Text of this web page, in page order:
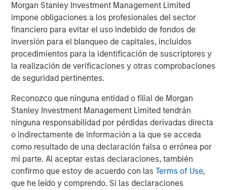
Morgan Stanley Investment Management Limited
impone obligaciones a los profesionales del sector
financiero para evitar el uso indebido de fondos de
inversión para el blanqueo de capitales, incluidos
procedimientos para la identificación de suscriptores y
la realización de verificaciones y otras comprobaciones
de seguridad pertinentes.
Reconozco que ninguna entidad o filial de Morgan
Stanley Investment Management Limited tendrán
ninguna responsabilidad por pérdidas derivadas directa
o indirectamente de información a la que se acceda
como resultado de una declaración falsa o errónea por
mi parte. Al aceptar estas declaraciones, también
confirmo que estoy de acuerdo con lasTerms of Use,
que he leído y comprendo. Si las declaraciones
ARTÍCULO
Real Estate Midyear Outlook:
Constructive Amid Fluid Backdrop
The current macroenvironment remains resilient
despite elevated volatility and divergence across
markets. As inflation and energy prices keep
central banks hawkish, real estate continues to
offer attractive relative value, supported by a
25% repricing, durable income streams, and
constrained supply. In this environment,
diversified portfolios and selective asset-level
investing remain critical.
07-AGO-2026